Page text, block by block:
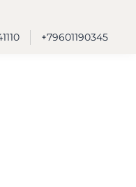
+79601190345